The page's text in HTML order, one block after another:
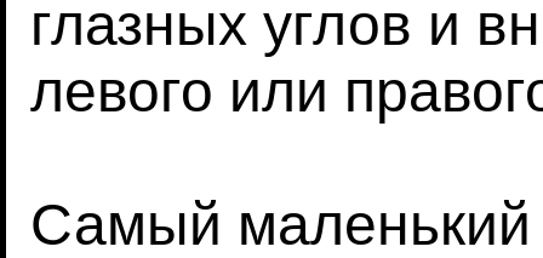
глазных углов и
левого или
Самый